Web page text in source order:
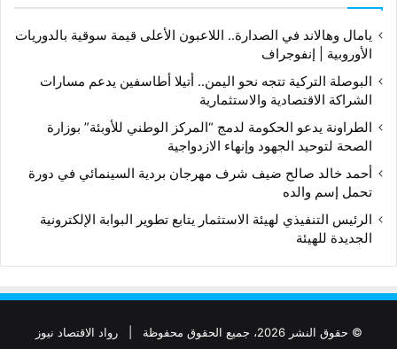
يامال وهالاند في الصدارة.. اللاعبون الأعلى قيمة سوقية بالدوريات
الأوروبية | إنفوجراف
البوصلة التركية تتجه نحو اليمن.. أتيلا أطاسفين يدعم مسارات
الشراكة الاقتصادية والاستثمارية
الطراونة يدعو الحكومة لدمج “المركز الوطني للأوبئة” بوزارة
الصحة لتوحيد الجهود وإنهاء الازدواجية
أحمد خالد صالح ضيف شرف مهرجان بردية السينمائي في دورة
تحمل إسم والده
الرئيس التنفيذي لهيئة الاستثمار يتابع تطوير البوابة الإلكترونية
الجديدة للهيئة
© حقوق النشر 2026، جميع الحقوق محفوظة | رواد الاقتصاد نيوز